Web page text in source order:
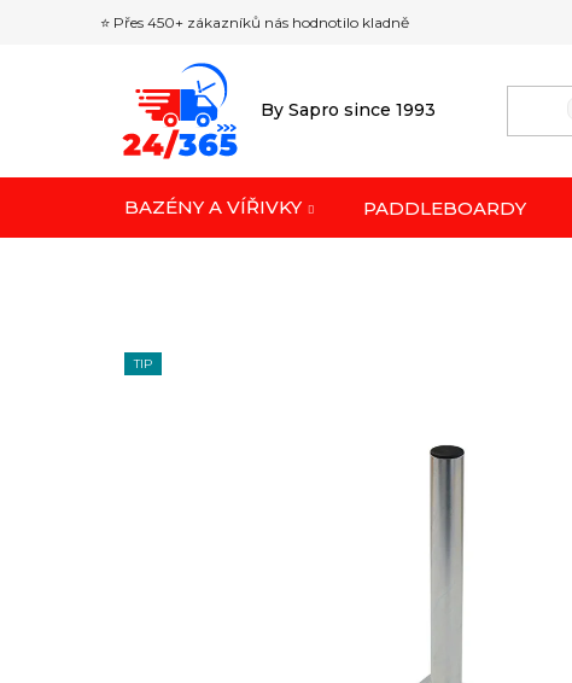
⭐ Přes 450+ zákazníků nás hodnotilo kladně
By Sapro since 1993
BAZÉNY A VÍŘIVKY PADDLEBOARDY
TIP